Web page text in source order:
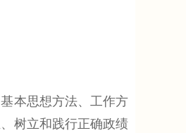
本思想方法、工作方
树立和践行正确政绩